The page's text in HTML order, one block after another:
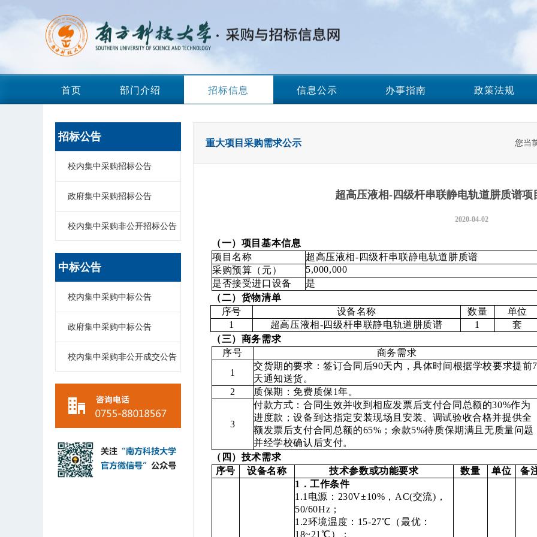
首页 部门介绍 招标信息 信息公示 办事指南 政策法规
招标公告
校内集中采购招标公告
政府集中采购招标公告
校内集中采购非公开招标公告
中标公告
校内集中采购中标公告
政府集中采购中标公告
校内集中采购非公开成交公告
重大项目采购需求公示 您当
超高压液相-四级杆串联静电轨道肼质谱项
2020-04-02
（一）项目基本信息
项目名称
超高压液相-四级杆串联静电轨道肼质谱
采购预算（元）
5,000,000
是否接受进口设备
是
（二）货物清单
序号
设备名称 数量
单位
1
超高压液相-四级杆串联静电轨道肼质谱 1
套
（三）商务需求
序号
商务需求
1
交货期的要求：签订合同后90天内，具体时间根据学校要求提前7
天通知送货。
2
质保期：免费质保1年。
3
付款方式：合同生效并收到相应发票后支付合同总额的30%作为
进度款；设备到达指定安装现场且安装、调试验收合格并提供全
额发票后支付合同总额的65%；余款5%待质保期满且无质量问题
并经学校确认后支付。
（四）技术需求
序号
设备名称 技术参数或功能要求 数量 单位
备
1 ．工作条件
1.1电源：230V±10%，AC(交流)，
50/60Hz；
1.2环境温度：15-27℃（最优：
18~21℃）；